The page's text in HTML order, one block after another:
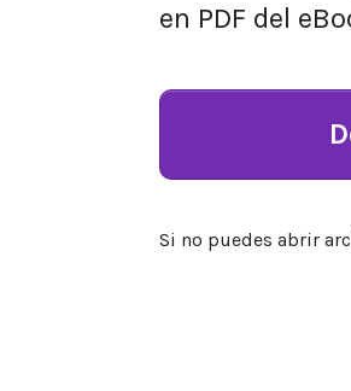
en PDF del
Si no puedes abrir